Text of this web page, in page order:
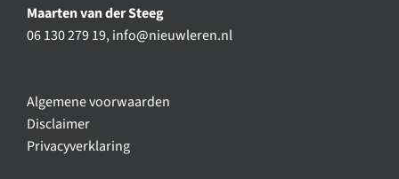
Maarten van der Steeg
06 130 279 19,info@nieuwleren.nl
Algemene voorwaarden
Disclaimer
Privacyverklaring